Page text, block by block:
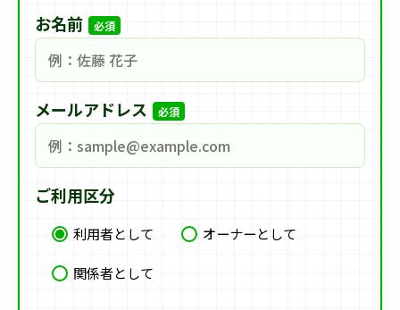
お名前 必須
メールアドレス 必須
ご利用区分
利用者として
オーナーとして
関係者として